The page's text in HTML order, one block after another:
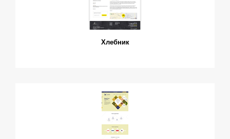
Хлебник